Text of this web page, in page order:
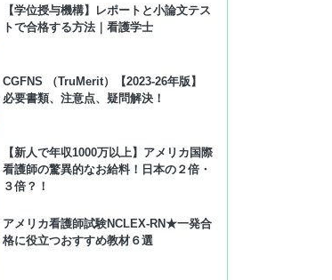
【学位授与機構】レポートと小論文テス
トで合格する方法｜看護学士
CGFNS （TruMerit）【2023-26年版】
必要書類、注意点、疑問解決！
【新人で年収1000万以上】アメリカ国際
看護師の驚異的なお給料！日本の２倍・
３倍？！
アメリカ看護師試験NCLEX-RN★一発合
格に役立つおすすめ教材６選